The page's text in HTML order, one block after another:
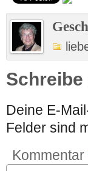
Deine E-
Felder sind
Kommentar